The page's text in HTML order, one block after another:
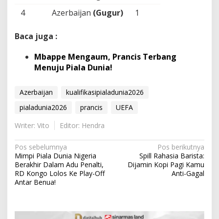
4
Azerbaijan (Gugur) 1
Baca juga :
Mbappe Mengaum, Prancis Terbang
Menuju Piala Dunia!
Azerbaijan
kualifikasipialadunia2026
pialadunia2026
prancis
UEFA
Writer: Vito
Editor: Hendra
N
a
v
i
Pos sebelumnya
Mimpi Piala Dunia Nigeria
Berakhir Dalam Adu Penalti,
RD Kongo Lolos Ke Play-Off
Antar Benua!
Pos berikutnya
Spill Rahasia Barista:
Dijamin Kopi Pagi Kamu
Anti-Gagal